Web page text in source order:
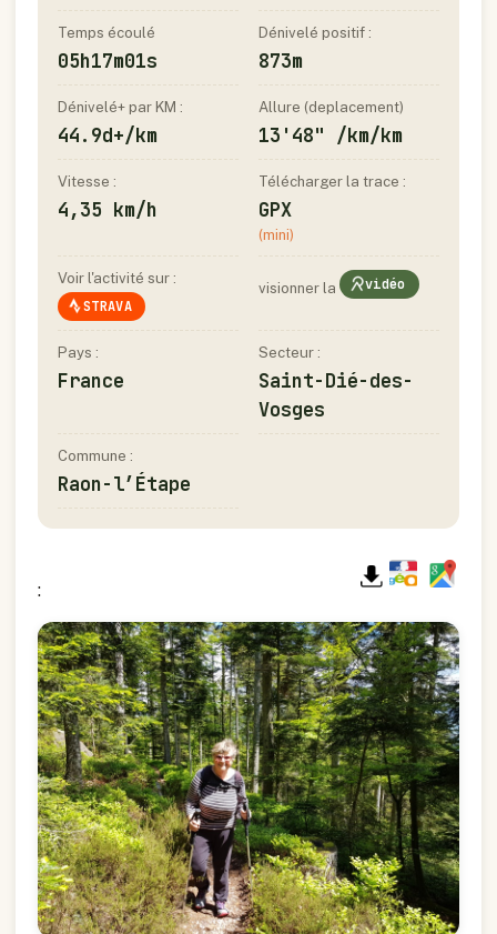
Temps écoulé
05h17m01s
Dénivelé positif :
873m
Dénivelé+ par KM :
44.9d+/km
Allure (deplacement)
13'48" /km/km
Vitesse :
4,35 km/h
Télécharger la trace :
GPX
(mini)
Voir l'activité sur :
STRAVA
visionner la vidéo
Pays :
France
Secteur :
Saint-Dié-des-
Vosges
Commune :
Raon-l’Étape
: